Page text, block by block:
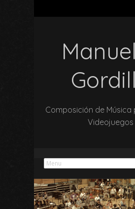
Composición de Música
Videojuegos